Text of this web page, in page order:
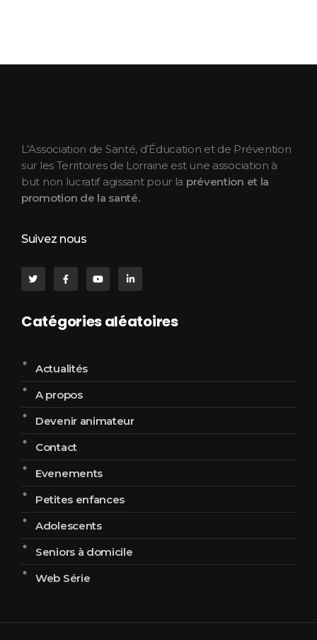
L’Association de Santé, d’Éducation et de Prévention
sur les Territoires de Lorraine est une association à
but non lucratif agissant pour la prévention et la
promotion de la santé.
Suivez nous
Catégories aléatoires
Actualités
A propos
Devenir animateur
Contact
Evenements
Petites enfances
Adolescents
Seniors à domicile
Web Série